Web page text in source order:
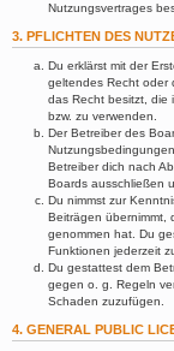
Nutzungsvertrages
3. PFLICHTEN DES
Du erklärst mit der
geltendes Recht oder
das Recht besitzt, die
bzw. zu verwenden.
Der Betreiber des
Betreiber dich nach
Boards ausschließen
Du nimmst zur
Beiträgen übernimmt,
genommen hat. Du
Funktionen jederzeit
Du gestattest dem
gegen o. g. Regeln
Schaden zuzufügen.
4. GENERAL PUBLIC